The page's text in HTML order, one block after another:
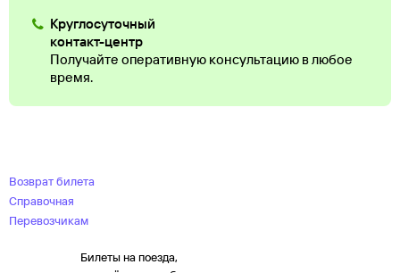
Круглосуточный
контакт-центр
Получайте оперативную консультацию в любое
время.
Возврат билета
Справочная
Перевозчикам
Билеты на поезда,